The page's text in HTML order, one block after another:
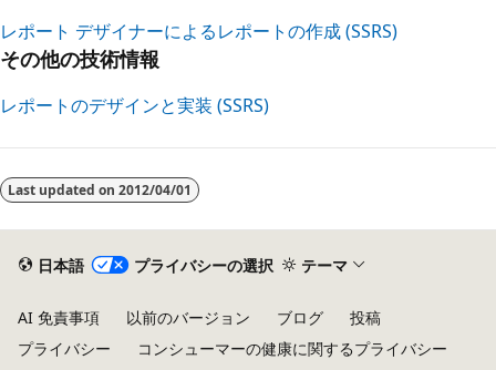
レポート デザイナーによるレポートの作成 (SSRS)
その他の技術情報
レポートのデザインと実装 (SSRS)
取
り
Last updated on 2012/04/01
日本語 プライバシーの選択 テーマ
AI 免責事項 以前のバージョン ブログ
投稿
プライバシー
コンシューマーの健康に関するプライバシー